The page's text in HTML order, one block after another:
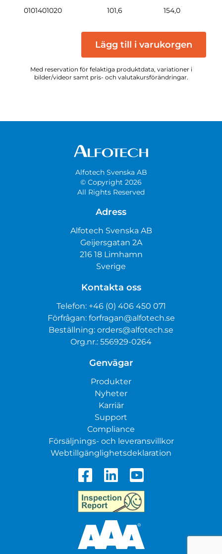
0101401020 101,6 154,0
Lägg till i varukorgen
Med reservation för felaktiga produktdata, variationer i
bilder/videor samt pris- och valutakursförändringar.
Alfotech Svenska AB
© Copyright 2026
All Rights Reserved
Adress
Alfotech Svenska AB
Geijersgatan 2A
216 18 Limhamn
Sverige
Kontakta oss
Telefon: +46 (0) 406 450 071
Förfrågan: forfragan@alfotech.se
Beställning: orders@alfotech.se
Org.nr.: 556929-0264
Genvägar
Produkter
Nyheter
Karriär
Support
Compliance
Försäljnings- och leveransvillkor
Webtillgänglighetsdeklaration